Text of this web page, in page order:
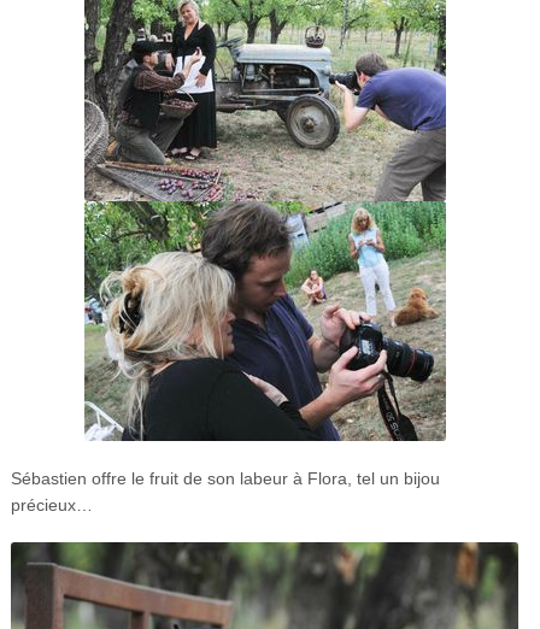
Sébastien offre le fruit de son labeur à Flora, tel un bijou
précieux…